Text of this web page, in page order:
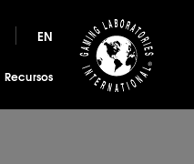
EN
Recursos